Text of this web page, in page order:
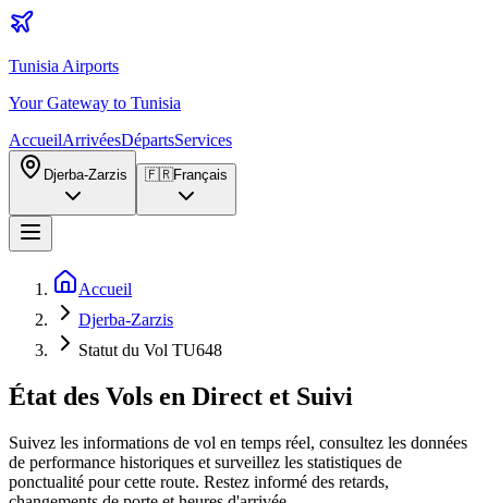
Tunisia Airports
Your Gateway to Tunisia
AccueilArrivéesDépartsServices
Djerba-Zarzis 🇫🇷Français
Accueil
Djerba-Zarzis
Statut du Vol TU648
État des Vols en Direct et Suivi
Suivez les informations de vol en temps réel, consultez les données
de performance historiques et surveillez les statistiques de
ponctualité pour cette route. Restez informé des retards,